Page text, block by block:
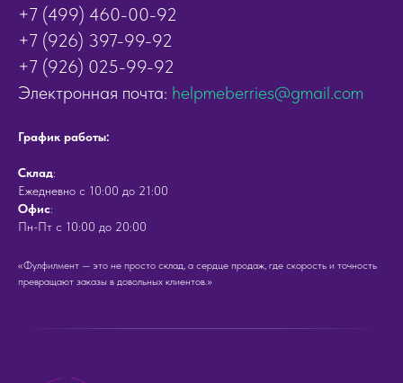
+7 (499) 460-00-92
+7 (926) 397-99-92
+7 (926) 025-99-92
Электронная почта: helpmeberries@gmail.com
График работы:
Cклад:
Ежедневно с 10:00 до 21:00
Офис:
Пн-Пт с 10:00 до 20:00
«Фулфилмент — это не просто склад, а сердце продаж, где скорость и точность
превращают заказы в довольных клиентов.»